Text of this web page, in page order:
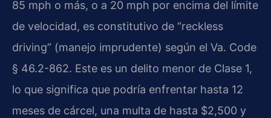
85 mph o más, o a 20 mph por encima del límite
de velocidad, es constitutivo de “reckless
driving” (manejo imprudente) según el Va. Code
§ 46.2-862. Este es un delito menor de Clase 1,
lo que significa que podría enfrentar hasta 12
meses de cárcel, una multa de hasta $2,500 y